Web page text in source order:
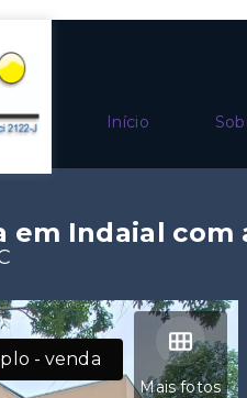
Início
em Indaial
Mais fotos
- venda